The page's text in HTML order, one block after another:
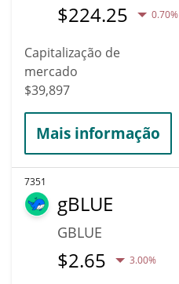
$224.25 0.70%
Capitalização de
mercado
$39,897
Mais informação
7351
gBLUE
GBLUE
$2.65 3.00%